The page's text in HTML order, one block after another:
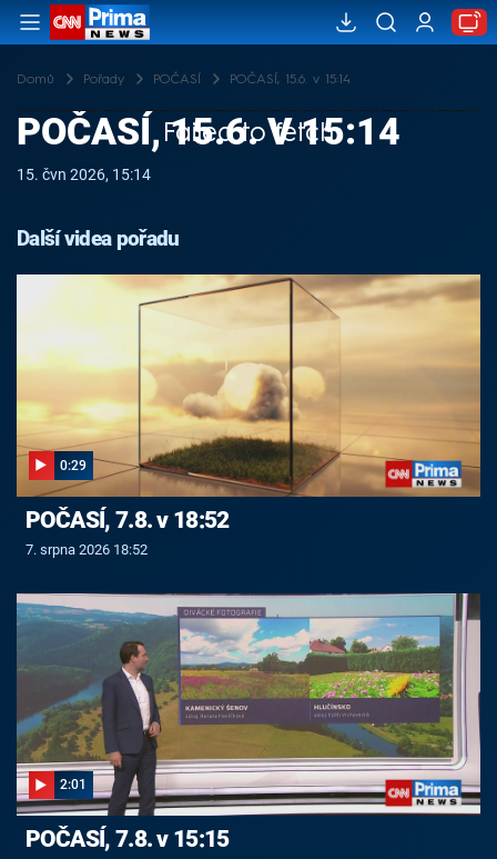
Domů Pořady POČASÍ POČASÍ, 15.6. v 15:14
Failed to fetch
POČASÍ, 15.6. V 15:14
15. čvn 2026, 15:14
Další videa pořadu
0:29
POČASÍ, 7.8. v 18:52
7. srpna 2026 18:52
2:01
POČASÍ, 7.8. v 15:15